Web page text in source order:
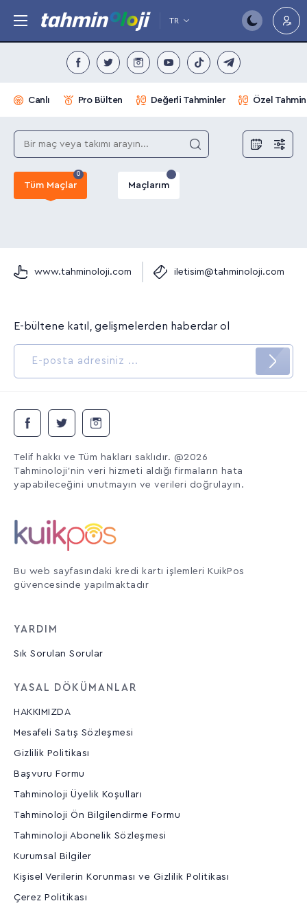
TR
Canlı Pro Bülten Değerli Tahminler Özel
Tüm Maçlar
0
Maçlarım
www.tahminoloji.com iletisim@tahminoloji.com
E-bültene katıl, gelişmelerden haberdar ol
Telif hakkı ve Tüm hakları saklıdır. @2026
Tahminoloji'nin veri hizmeti aldığı firmaların hata
yapabileceğini unutmayın ve verileri doğrulayın.
Bu web sayfasındaki kredi kartı işlemleri KuikPos
güvencesinde yapılmaktadır
YARDIM
Sık Sorulan Sorular
YASAL DÖKÜMANLAR
HAKKIMIZDA
Mesafeli Satış Sözleşmesi
Gizlilik Politikası
Başvuru Formu
Tahminoloji Üyelik Koşulları
Tahminoloji Ön Bilgilendirme Formu
Tahminoloji Abonelik Sözleşmesi
Kurumsal Bilgiler
Kişisel Verilerin Korunması ve Gizlilik Politikası
Çerez Politikası